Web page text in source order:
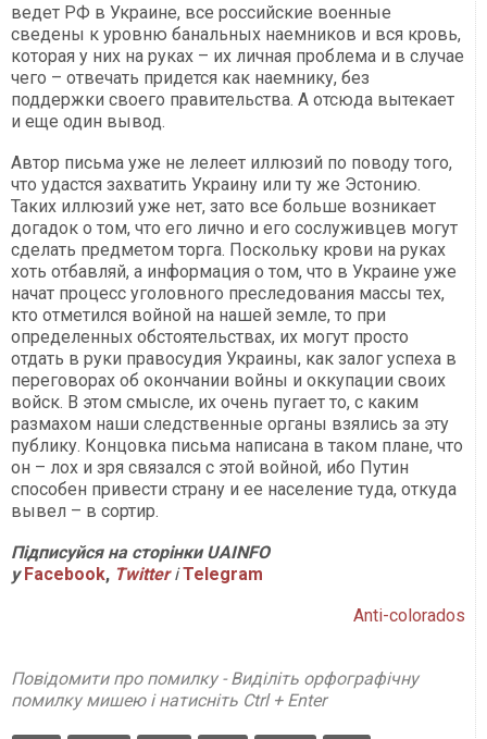
ведет РФ в Украине, все российские военные
сведены к уровню банальных наемников и вся кровь,
которая у них на руках – их личная проблема и в случае
чего – отвечать придется как наемнику, без
поддержки своего правительства. А отсюда вытекает
и еще один вывод.
Автор письма уже не лелеет иллюзий по поводу того,
что удастся захватить Украину или ту же Эстонию.
Таких иллюзий уже нет, зато все больше возникает
догадок о том, что его лично и его сослуживцев могут
сделать предметом торга. Поскольку крови на руках
хоть отбавляй, а информация о том, что в Украине уже
начат процесс уголовного преследования массы тех,
кто отметился войной на нашей земле, то при
определенных обстоятельствах, их могут просто
отдать в руки правосудия Украины, как залог успеха в
переговорах об окончании войны и оккупации своих
войск. В этом смысле, их очень пугает то, с каким
размахом наши следственные органы взялись за эту
публику. Концовка письма написана в таком плане, что
он – лох и зря связался с этой войной, ибо Путин
способен привести страну и ее население туда, откуда
вывел – в сортир.
Підписуйся на сторінкиUAINFO
у Facebook, Twitter і Telegram
Аnti-colorados
Повідомити про помилку - Виділіть орфографічну
помилку мишею і натисніть Ctrl + Enter